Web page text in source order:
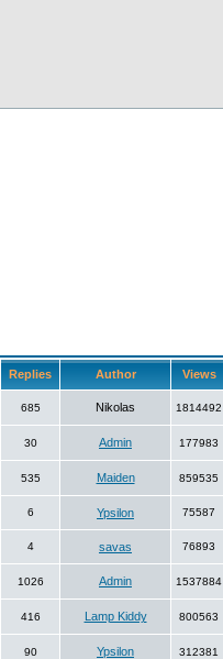
Replies Author Views
685 Nikolas 1814492
30 Admin 177983
535 Maiden 859535
6 Ypsilon 75587
4 savas 76893
1026 Admin 1537884
416 Lamp Kiddy 800563
90 Ypsilon 312381